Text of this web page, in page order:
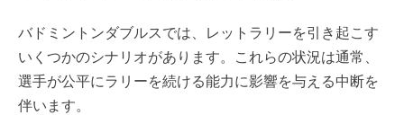
バドミントンダブルスでは、レットラリーを引き起こす
いくつかのシナリオがあります。これらの状況は通常、
選手が公平にラリーを続ける能力に影響を与える中断を
伴います。